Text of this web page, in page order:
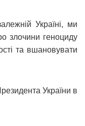
Україні, ми
злочини геноциду
та вшановувати
України в